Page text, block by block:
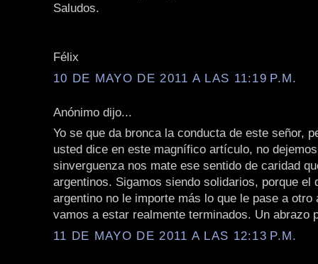
Saludos.
Félix
10 DE MAYO DE 2011 A LAS 11:19 P.M.
Anónimo dijo...
Yo se que da bronca la conducta de este señor,
usted dice en este magnífico artículo, no
sinverguenza nos mate ese sentido de caridad
argentinos. Sigamos siendo solidarios, porque el
argentino no le importe más lo que le pase a otro
vamos a estar realmente terminados. Un abrazo
11 DE MAYO DE 2011 A LAS 12:13 P.M.